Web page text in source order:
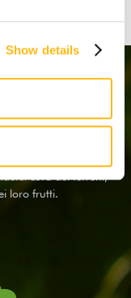
Show details
Kenya: Moringa,
cresceranno
cura dei terreni,
loro frutti.